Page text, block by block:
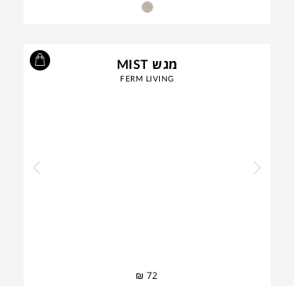
מגש MIST
FERM LIVING
₪ 72